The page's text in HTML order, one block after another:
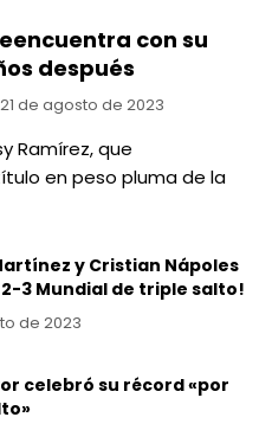
con su
después
21 de agosto de 2023
Ramírez, que
en peso pluma de la
y Cristian Nápoles
3 Mundial de triple salto!
de 2023
celebró su récord «por